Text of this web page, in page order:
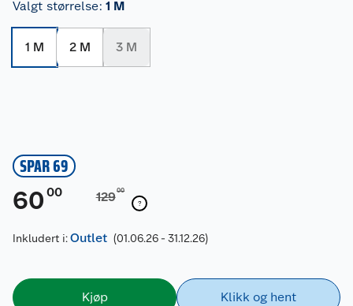
Valgt størrelse: 1 M
1 M 2 M 3 M
SPAR 69
60 00 12900
Inkludert i:Outlet (01.06.26 - 31.12.26)
Kjøp Klikk og hent